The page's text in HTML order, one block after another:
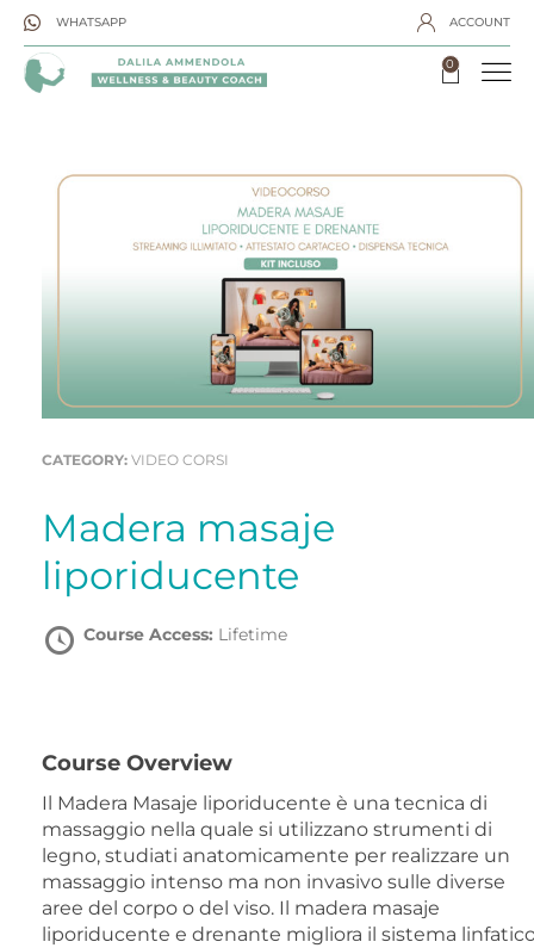
WHATSAPP ACCOUNT
0
CATEGORY: VIDEO CORSI
Madera masaje
liporiducente
Course Access: Lifetime
Course Overview
Il Madera Masaje liporiducente è una tecnica di
massaggio nella quale si utilizzano strumenti di
legno, studiati anatomicamente per realizzare un
massaggio intenso ma non invasivo sulle diverse
aree del corpo o del viso. Il madera masaje
liporiducente e drenante migliora il sistema